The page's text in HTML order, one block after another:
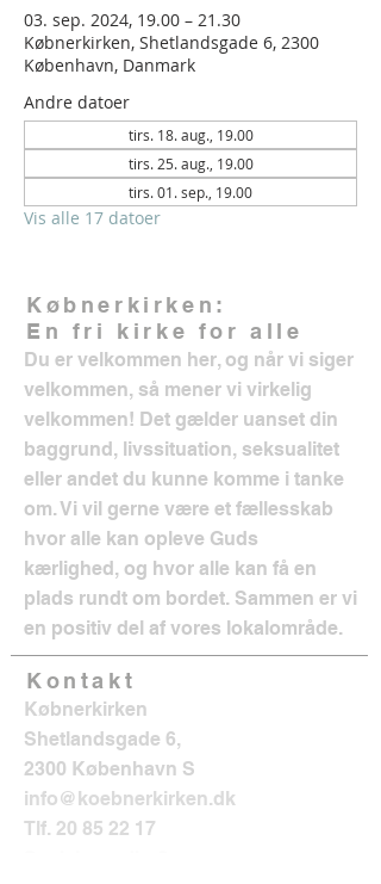
03. sep. 2024, 19.00 – 21.30
Købnerkirken, Shetlandsgade 6, 2300
København, Danmark
Andre datoer
tirs. 18. aug., 19.00
tirs. 25. aug., 19.00
tirs. 01. sep., 19.00
Vis alle 17 datoer
Købnerkirken:
En fri kirke for alle
Du er velkommen her, og når vi siger
velkommen, så mener vi virkelig
velkommen! Det gælder uanset din
baggrund, livssituation, seksualitet
eller andet du kunne komme i tanke
om. Vi vil gerne være et fællesskab
hvor alle kan opleve Guds
kærlighed, og hvor alle kan få en
plads rundt om bordet. Sammen er vi
en positiv del af vores lokalområde.
Kontakt
Købnerkirken
Shetlandsgade 6,
2300 København S
info@koebnerkirken.dk
Tlf. 20 85 22 17